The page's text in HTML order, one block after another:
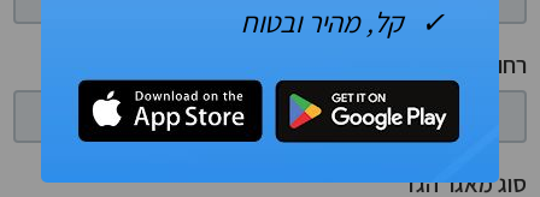
רחוב ומס' בית
סוג מאגר הגז
✓ קל, מהיר ובטוח